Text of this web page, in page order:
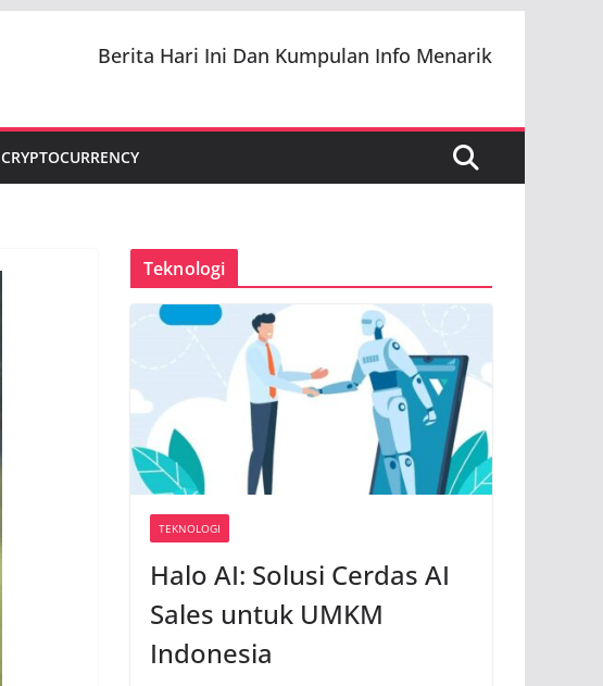
Berita Hari Ini Dan Kumpulan Info Menarik
CRYPTOCURRENCY
Teknologi
TEKNOLOGI
Halo AI: Solusi Cerdas AI
Sales untuk UMKM
Indonesia